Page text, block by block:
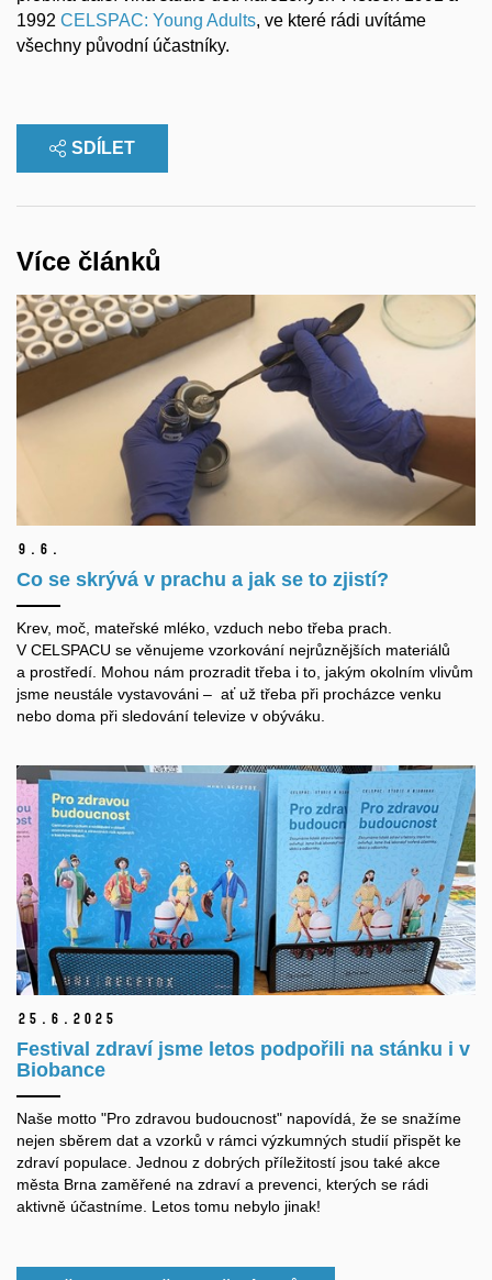
1992 CELSPAC: Young Adults, ve které rádi uvítáme
všechny původní účastníky.
SDÍLET
Více článků
9. 6.
Co se skrývá v prachu a jak se to zjistí?
Krev, moč, mateřské mléko, vzduch nebo třeba prach.
V CELSPACU se věnujeme vzorkování nejrůznějších materiálů
a prostředí. Mohou nám prozradit třeba i to, jakým okolním vlivům
jsme neustále vystavováni – ať už třeba při procházce venku
nebo doma při sledování televize v obýváku.
25. 6. 2025
Festival zdraví jsme letos podpořili na stánku i v
Biobance
Naše motto "Pro zdravou budoucnost" napovídá, že se snažíme
nejen sběrem dat a vzorků v rámci výzkumných studií přispět ke
zdraví populace. Jednou z dobrých příležitostí jsou také akce
města Brna zaměřené na zdraví a prevenci, kterých se rádi
aktivně účastníme. Letos tomu nebylo jinak!